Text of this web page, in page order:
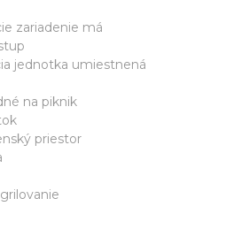
zariadenie má
jednotka umiestnená
na piknik
priestor